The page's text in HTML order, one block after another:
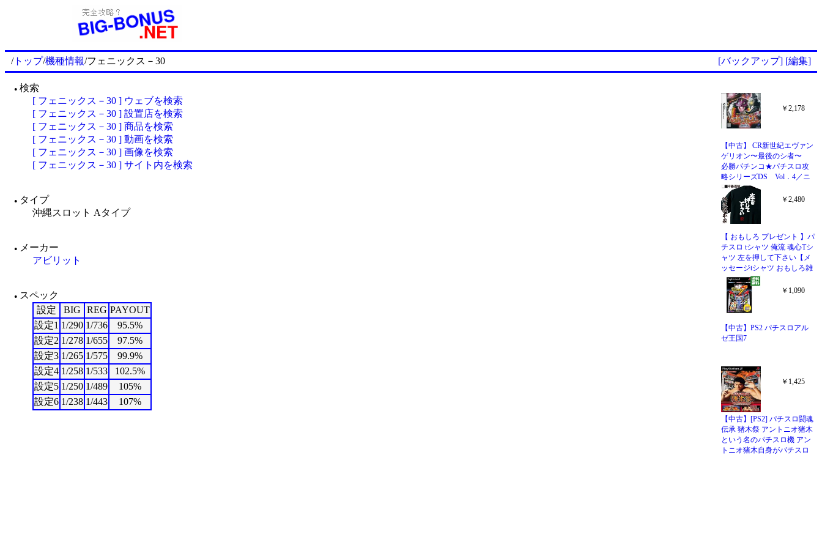
/トップ/機種情報/フェニックス－30 [バックアップ] [編集]
● 検索
[ フェニックス－30 ] ウェブを検索
[ フェニックス－30 ] 設置店を検索
[ フェニックス－30 ] 商品を検索
[ フェニックス－30 ] 動画を検索
[ フェニックス－30 ] 画像を検索
[ フェニックス－30 ] サイト内を検索
● タイプ
沖縄スロット Aタイプ
●
メーカー
アビリット
● スペック
設定
BIG REG PAYOUT
設定1 1/290 1/736
95.5%
設定2 1/278 1/655
97.5%
設定3 1/265 1/575
99.9%
設定4 1/258 1/533
102.5%
設定5 1/250 1/489
105%
設定6 1/238 1/443 107%